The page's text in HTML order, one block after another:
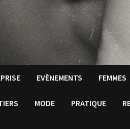
EVÈNEMENTS FEMMES
MODE PRATIQUE